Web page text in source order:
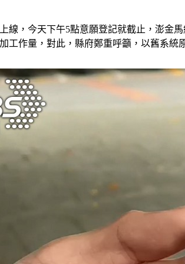
線，今天下午5點意願登記就截止，澎金
工作量，對此，縣府鄭重呼籲，以舊系統